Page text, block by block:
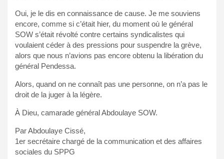
Oui, je le dis en connaissance de cause. Je me souviens
encore, comme si c’était hier, du moment où le général
SOW s’était révolté contre certains syndicalistes qui
voulaient céder à des pressions pour suspendre la grève,
alors que nous n’avions pas encore obtenu la libération du
général Pendessa.
Alors, quand on ne connaît pas une personne, on n’a pas le
droit de la juger à la légère.
À Dieu, camarade général Abdoulaye SOW.
Par Abdoulaye Cissé,
1er secrétaire chargé de la communication et des affaires
sociales du SPPG